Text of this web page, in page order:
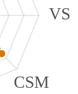
VS
CSM